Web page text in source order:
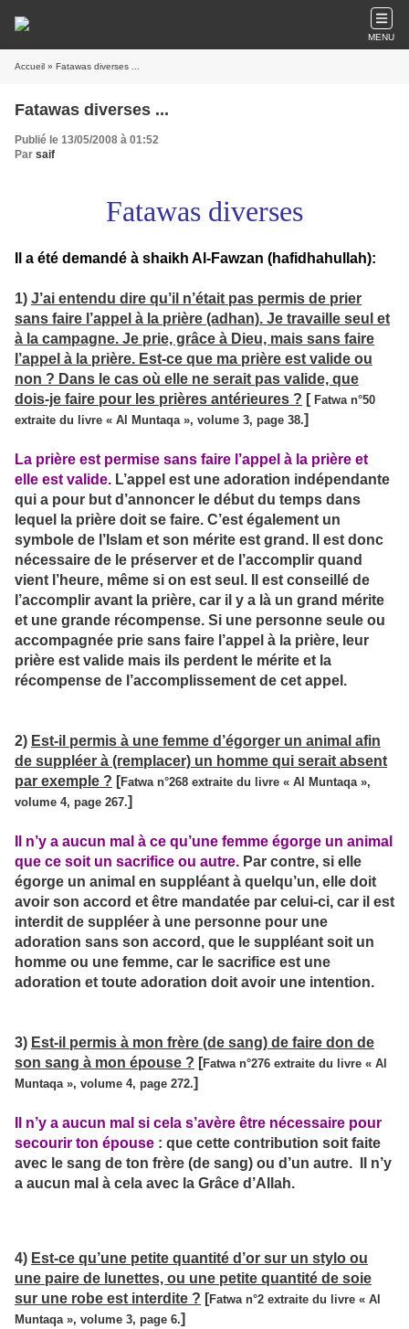
MENU
Accueil » Fatawas diverses ...
Fatawas diverses ...
Publié le 13/05/2008 à 01:52
Par saif
Fatawas diverses
Il a été demandé à shaikh Al-Fawzan (hafidhahullah):
1) J’ai entendu dire qu’il n’était pas permis de prier
sans faire l’appel à la prière (adhan). Je travaille seul et
à la campagne. Je prie, grâce à Dieu, mais sans faire
l’appel à la prière. Est-ce que ma prière est valide ou
non ? Dans le cas où elle ne serait pas valide, que
dois-je faire pour les prières antérieures ? [ Fatwa n°50
extraite du livre « Al Muntaqa », volume 3, page 38.]
La prière est permise sans faire l’appel à la prière et
elle est valide. L’appel est une adoration indépendante
qui a pour but d’annoncer le début du temps dans
lequel la prière doit se faire. C’est également un
symbole de l’Islam et son mérite est grand. Il est donc
nécessaire de le préserver et de l’accomplir quand
vient l’heure, même si on est seul. Il est conseillé de
l’accomplir avant la prière, car il y a là un grand mérite
et une grande récompense. Si une personne seule ou
accompagnée prie sans faire l’appel à la prière, leur
prière est valide mais ils perdent le mérite et la
récompense de l’accomplissement de cet appel.
2) Est-il permis à une femme d’égorger un animal afin
de suppléer à (remplacer) un homme qui serait absent
par exemple ? [Fatwa n°268 extraite du livre « Al Muntaqa »,
volume 4, page 267.]
Il n’y a aucun mal à ce qu’une femme égorge un animal
que ce soit un sacrifice ou autre. Par contre, si elle
égorge un animal en suppléant à quelqu’un, elle doit
avoir son accord et être mandatée par celui-ci, car il est
interdit de suppléer à une personne pour une
adoration sans son accord, que le suppléant soit un
homme ou une femme, car le sacrifice est une
adoration et toute adoration doit avoir une intention.
3) Est-il permis à mon frère (de sang) de faire don de
son sang à mon épouse ? [Fatwa n°276 extraite du livre « Al
Muntaqa », volume 4, page 272.]
Il n’y a aucun mal si cela s’avère être nécessaire pour
secourir ton épouse : que cette contribution soit faite
avec le sang de ton frère (de sang) ou d’un autre. Il n’y
a aucun mal à cela avec la Grâce d’Allah.
4) Est-ce qu’une petite quantité d’or sur un stylo ou
une paire de lunettes, ou une petite quantité de soie
sur une robe est interdite ? [Fatwa n°2 extraite du livre « Al
Muntaqa », volume 3, page 6.]